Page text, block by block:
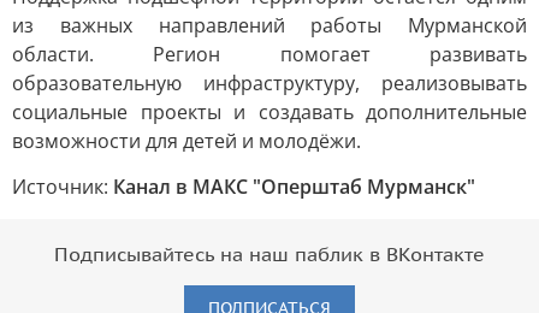
из важных направлений работы Мурманской
области. Регион помогает развивать
образовательную инфраструктуру, реализовывать
социальные проекты и создавать дополнительные
возможности для детей и молодёжи.
Источник: Канал в МАКС "Оперштаб Мурманск"
Подписывайтесь на наш паблик в ВКонтакте
ПОДПИСАТЬСЯ